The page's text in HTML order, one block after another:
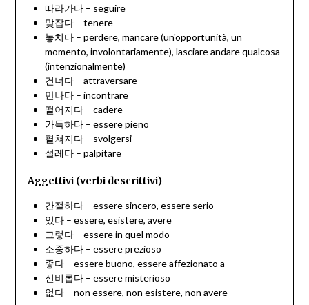
따라가다 – seguire
맞잡다 – tenere
놓치다 – perdere, mancare (un'opportunità, un
momento, involontariamente), lasciare andare qualcosa
(intenzionalmente)
건너다 – attraversare
만나다 – incontrare
떨어지다 – cadere
가득하다 – essere pieno
펼쳐지다 – svolgersi
설레다 – palpitare
Aggettivi (verbi descrittivi)
간절하다 – essere sincero, essere serio
있다 – essere, esistere, avere
그렇다 – essere in quel modo
소중하다 – essere prezioso
좋다 – essere buono, essere affezionato a
신비롭다 – essere misterioso
없다 – non essere, non esistere, non avere